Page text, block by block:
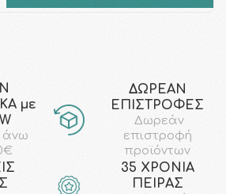
με
άνω
ΔΩΡΕΑΝ
ΕΠΙΣΤΡΟΦΕΣ
Δωρεάν
επιστροφή
προϊόντων
35 ΧΡΟΝΙΑ
ΠΕΙΡΑΣ